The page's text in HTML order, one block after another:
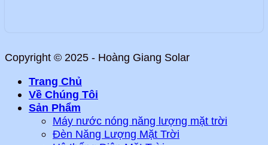
Copyright © 2025 - Hoàng Giang Solar
Trang Chủ
Về Chúng Tôi
Sản Phẩm
Máy nước nóng năng lượng mặt trời
Đèn Năng Lượng Mặt Trời